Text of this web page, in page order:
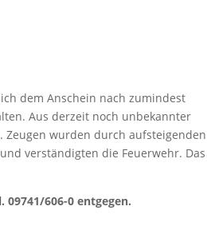
dem Anschein nach zumindest
Aus derzeit noch unbekannter
Zeugen wurden durch aufsteigenden
verständigten die Feuerwehr. Das
606-0 entgegen.